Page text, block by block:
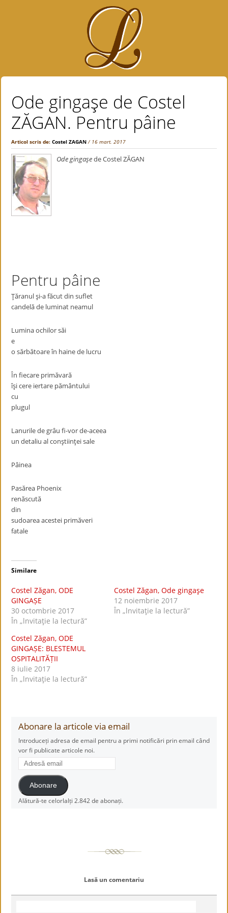
Ode gingaşe de Costel
ZĂGAN. Pentru pâine
Articol scris de:Costel ZAGAN / 16 mart. 2017
Ode gingaşede Costel ZĂGAN
Pentru pâine
Ţăranul şi-a făcut din suflet
candelă de luminat neamul
Lumina ochilor săi
e
o sărbătoare în haine de lucru
În fiecare primăvară
îşi cere iertare pământului
cu
plugul
Lanurile de grâu fi-vor de-aceea
un detaliu al conştiinţei sale
Pâinea
Pasărea Phoenix
renăscută
din
sudoarea acestei primăveri
fatale
Similare
Costel Zăgan, ODE
GINGAȘE
30 octombrie 2017
În „lnvitaţie la lectură”
Costel Zăgan, Ode gingaşe
12 noiembrie 2017
În „lnvitaţie la lectură”
Costel Zăgan, ODE
GINGAȘE: BLESTEMUL
OSPITALITĂȚII
8 iulie 2017
În „lnvitaţie la lectură”
Abonare la articole via email
Introduceți adresa de email pentru a primi notificări prin email când
vor fi publicate articole noi.
Adresă
email
Abonare
Alătură-te celorlalți 2.842 de abonați.
Lasă un comentariu